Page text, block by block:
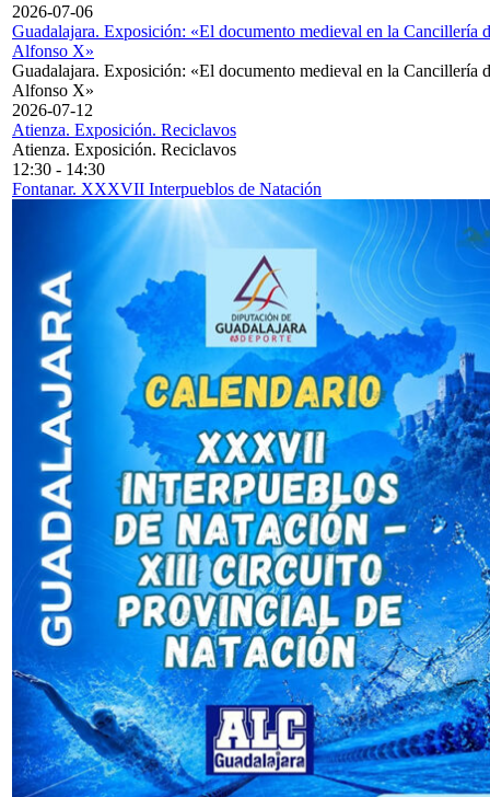
2026-07-06
Guadalajara. Exposición: «El documento medieval en la Cancillería
Alfonso X»
Guadalajara. Exposición: «El documento medieval en la Cancillería
Alfonso X»
2026-07-12
Atienza. Exposición. Reciclavos
Atienza. Exposición. Reciclavos
12:30 - 14:30
Fontanar. XXXVII Interpueblos de Natación